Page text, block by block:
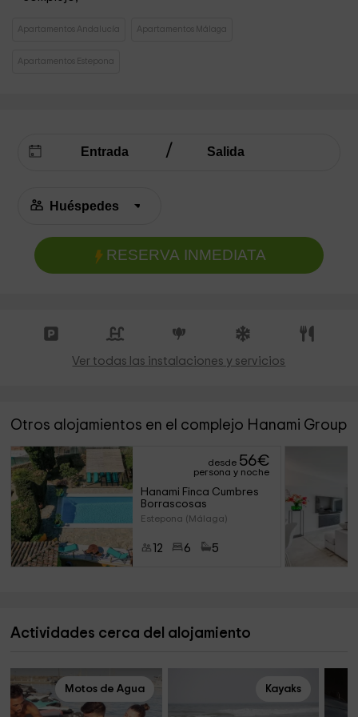
Apartamentos Andalucía Apartamentos Málaga
Apartamentos Estepona
RESERVA INMEDIATA
Ver todas las instalaciones y servicios
Otros alojamientos en el complejo Hanami Group
desde 56€
persona y noche
Hanami Finca Cumbres
Borrascosas
Estepona (Málaga)
12 6 5
Actividades cerca del alojamiento
Motos de Agua Kayaks